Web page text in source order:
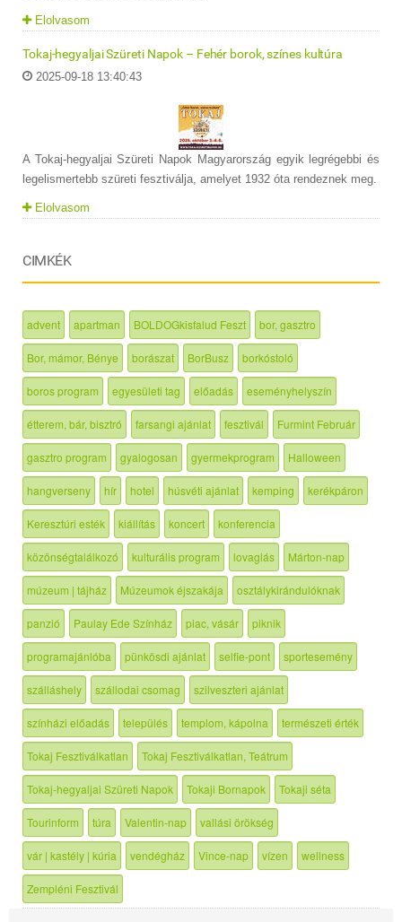
Elolvasom
Tokaj-hegyaljai Szüreti Napok – Fehér borok, színes kultúra
2025-09-18 13:40:43
A Tokaj-hegyaljai Szüreti Napok Magyarország egyik legrégebbi és
legelismertebb szüreti fesztiválja, amelyet 1932 óta rendeznek meg.
Elolvasom
CIMKÉK
advent apartman BOLDOGkisfalud Feszt bor, gasztro
Bor, mámor, Bénye borászat BorBusz borkóstoló
boros program egyesületi tag előadás eseményhelyszín
étterem, bár, bisztró farsangi ajánlat fesztivál Furmint Február
gasztro program gyalogosan gyermekprogram Halloween
hangverseny hír hotel húsvéti ajánlat kemping kerékpáron
Keresztúri esték kiállítás koncert konferencia
közönségtalálkozó kulturális program lovaglás Márton-nap
múzeum | tájház Múzeumok éjszakája osztálykirándulóknak
panzió Paulay Ede Színház piac, vásár piknik
programajánlóba pünkösdi ajánlat selfie-pont sportesemény
szálláshely szállodai csomag szilveszteri ajánlat
színházi előadás település templom, kápolna természeti érték
Tokaj Fesztiválkatlan Tokaj Fesztiválkatlan, Teátrum
Tokaj-hegyaljai Szüreti Napok Tokaji Bornapok Tokaji séta
Tourinform túra Valentin-nap vallási örökség
vár | kastély | kúria vendégház Vince-nap vízen wellness
Zempléni Fesztivál